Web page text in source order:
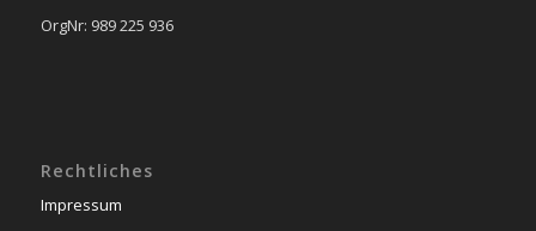
OrgNr: 989 225 936
Rechtliches
Impressum